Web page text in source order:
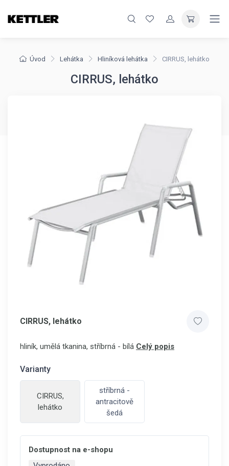
Úvod Lehátka Hliníková lehátka CIRRUS, lehátko
CIRRUS, lehátko
CIRRUS, lehátko
hliník, umělá tkanina, stříbrná - bílá Celý popis
Varianty
CIRRUS,
lehátko
stříbrná -
antracitově
šedá
Dostupnost na e-shopu